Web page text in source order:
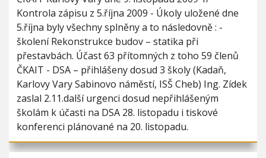
Kontrola zápisu z 5.října 2009 - Úkoly uložené dne
5.října byly všechny splněny a to následovně : -
školení Rekonstrukce budov – statika při
přestavbách. Účast 63 přítomných z toho 59 členů
ČKAIT - DSA – přihlášeny dosud 3 školy (Kadaň,
Karlovy Vary Sabinovo náměstí, ISŠ Cheb) Ing. Zídek
zaslal 2.11.další urgenci dosud nepřihlášeným
školám k účasti na DSA 28. listopadu i tiskové
konferenci plánované na 20. listopadu.